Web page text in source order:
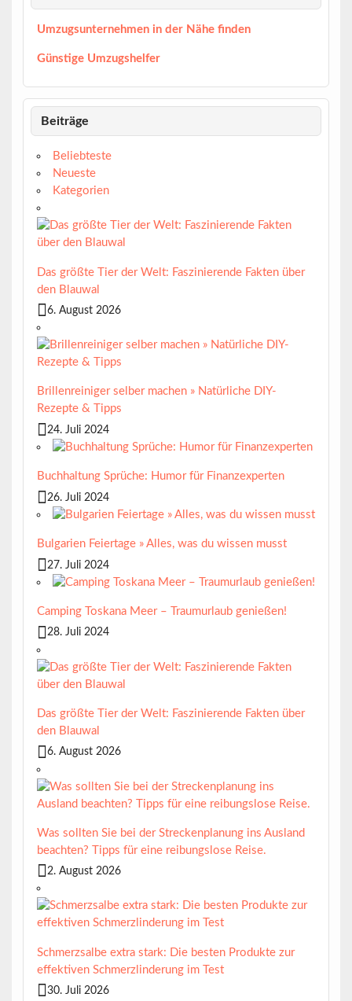
Umzugsunternehmen in der Nähe finden
Günstige Umzugshelfer
Beiträge
Beliebteste
Neueste
Kategorien
Das größte Tier der Welt: Faszinierende Fakten über
den Blauwal
6. August 2026
Brillenreiniger selber machen » Natürliche DIY-
Rezepte & Tipps
24. Juli 2024
Buchhaltung Sprüche: Humor für Finanzexperten
26. Juli 2024
Bulgarien Feiertage » Alles, was du wissen musst
27. Juli 2024
Camping Toskana Meer – Traumurlaub genießen!
28. Juli 2024
Das größte Tier der Welt: Faszinierende Fakten über
den Blauwal
6. August 2026
Was sollten Sie bei der Streckenplanung ins Ausland
beachten? Tipps für eine reibungslose Reise.
2. August 2026
Schmerzsalbe extra stark: Die besten Produkte zur
effektiven Schmerzlinderung im Test
30. Juli 2026